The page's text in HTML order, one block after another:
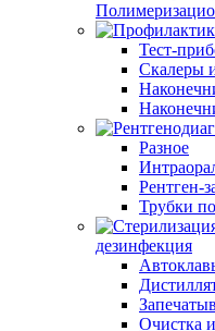
Тест-
Скалеры
Разное
Рентген-
Трубки
дезинфекция
Очистка